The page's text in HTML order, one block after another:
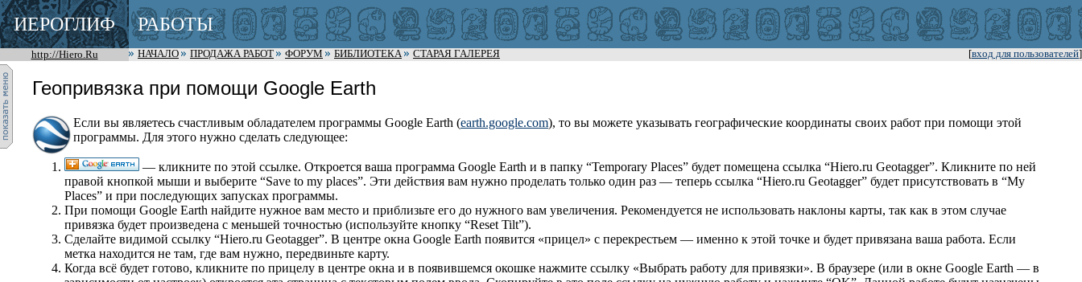
ИЕРОГЛИФ РАБОТЫ
http://Hiero.Ru [вход для пользователей]
НАЧАЛО ПРОДАЖА РАБОТ ФОРУМ БИБЛИОТЕКА СТАРАЯ ГАЛЕРЕЯ
Геопривязка при помощи Google Earth
Если вы являетесь счастливым обладателем программы Google Earth (earth.google.com), то вы можете указывать географические координаты своих работ при помощи этой
программы. Для этого нужно сделать следующее:
— кликните по этой ссылке. Откроется ваша программа Google Earth и в папку “Temporary Places” будет помещена ссылка “Hiero.ru Geotagger”. Кликните по ней
правой кнопкой мыши и выберите “Save to my places”. Эти действия вам нужно проделать только один раз — теперь ссылка “Hiero.ru Geotagger” будет присутствовать в “My
Places” и при последующих запусках программы.
При помощи Google Earth найдите нужное вам место и приблизьте его до нужного вам увеличения. Рекомендуется не использовать наклоны карты, так как в этом случае
привязка будет произведена с меньшей точностью (используйте кнопку “Reset Tilt”).
Сделайте видимой ссылку “Hiero.ru Geotagger”. В центре окна Google Earth появится «прицел» с перекрестьем — именно к этой точке и будет привязана ваша работа. Если
метка находится не там, где вам нужно, передвиньте карту.
Когда всё будет готово, кликните по прицелу в центре окна и в появившемся окошке нажмите ссылку «Выбрать работу для привязки». В браузере (или в окне Google Earth — в